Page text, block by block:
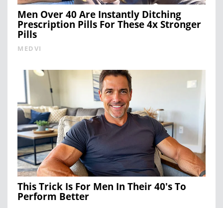
Men Over 40 Are Instantly Ditching
Prescription Pills For These 4x Stronger
Pills
MEDVI
This Trick Is For Men In Their 40's To
Perform Better